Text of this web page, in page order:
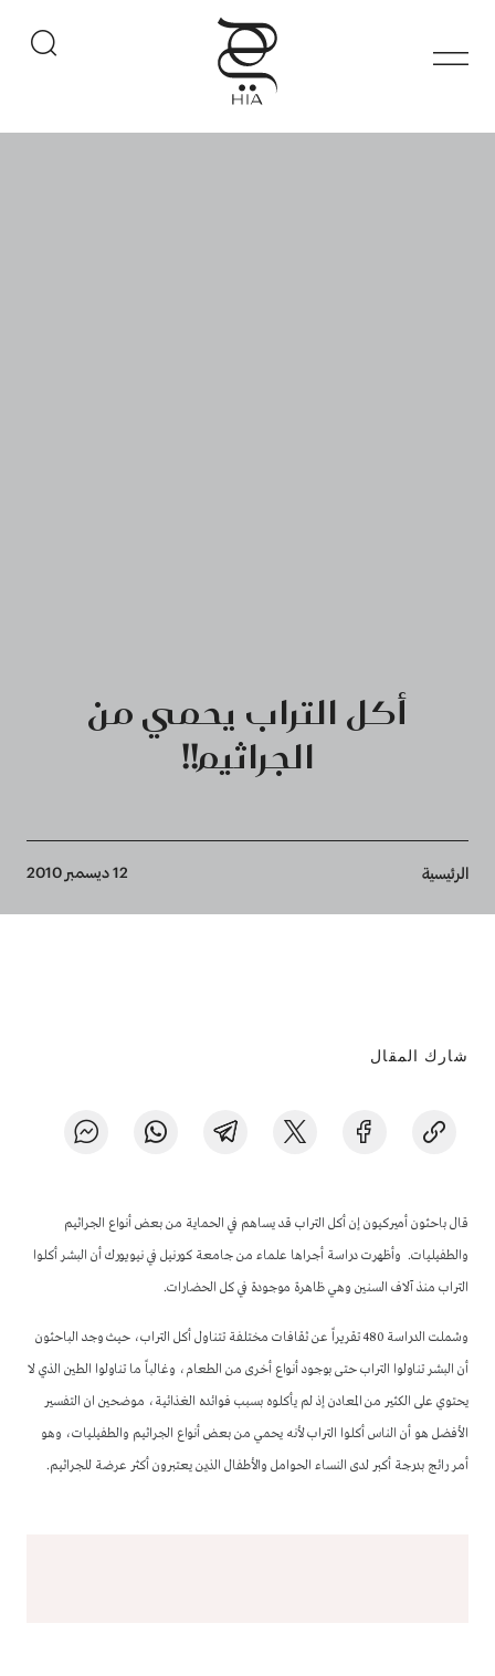
أكل التراب يحمي من
الجراثيم!!
Breadcrumb
الرئيسية 12 ديسمبر 2010
شارك المقال
قال باحثون أميركيون إن أكل التراب قد يساهم في الحماية من بعض أنواع الجراثيم
والطفيليات. وأظهرت دراسة أجراها علماء من جامعة كورنيل في نيويورك أن البشر أكلوا
التراب منذ آلاف السنين وهي ظاهرة موجودة في كل الحضارات.
وشملت الدراسة 480 تقريراً عن ثقافات مختلفة تتناول أكل التراب، حيث وجد الباحثون
أن البشر تناولوا التراب حتى بوجود أنواع أخرى من الطعام، وغالباً ما تناولوا الطين الذي لا
يحتوي على الكثير من المعادن إذ لم يأكلوه بسبب فوائده الغذائية، موضحين ان التفسير
الأفضل هو أن الناس أكلوا التراب لأنه يحمي من بعض أنواع الجراثيم والطفيليات، وهو
أمر رائج بدرجة أكبر لدى النساء الحوامل والأطفال الذين يعتبرون أكثر عرضة للجراثيم.